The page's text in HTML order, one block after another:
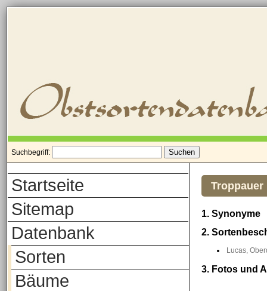
Suchbegriff:
Startseite
Sitemap
Datenbank
Sorten
Bäume
Troppauer
1. Synonyme
2.
Lucas,
3. Fotos und